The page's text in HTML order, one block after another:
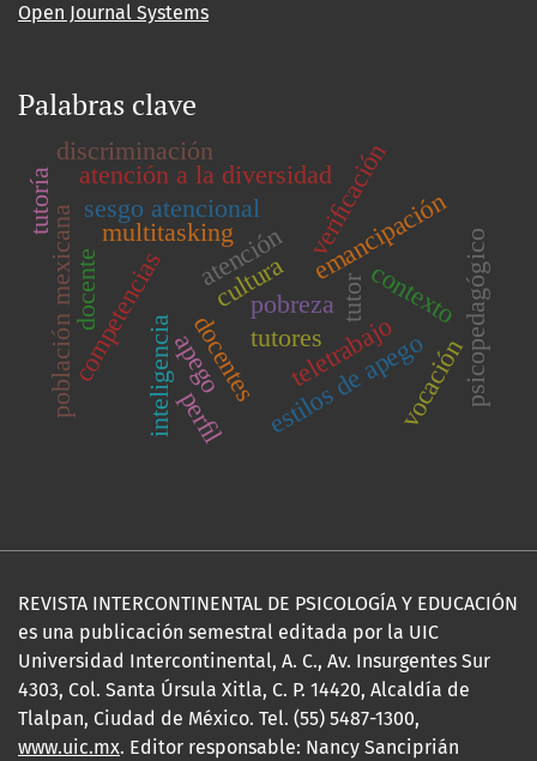
Open Journal Systems
Palabras clave
multitaskingatención emancipación
veriﬁcación
inteligencia
competencias tutores
docentes teletrabajo
apego
cultura
población mexicana estilos de apego
atención a la diversidad
docente
vocación
tutor
tutoría
contexto
perﬁl
sesgo atencional
psicopedagógico
pobreza
discriminación
REVISTA INTERCONTINENTAL DE PSICOLOGÍA Y EDUCACIÓN
es una publicación semestral editada por la UIC
Universidad Intercontinental, A. C., Av. Insurgentes Sur
4303, Col. Santa Úrsula Xitla, C. P. 14420, Alcaldía de
Tlalpan, Ciudad de México. Tel. (55) 5487-1300,
www.uic.mx. Editor responsable: Nancy Sanciprián